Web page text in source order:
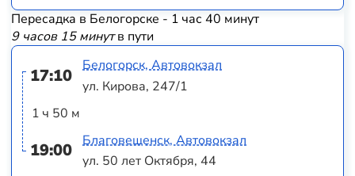
Пересадка в Белогорске - 1 час 40 минут
9 часов 15 минутв пути
17:10
1 ч 50 м
19:00
Белогорск, Автовокзал
ул. Кирова, 247/1
Благовещенск, Автовокзал
ул. 50 лет Октября, 44